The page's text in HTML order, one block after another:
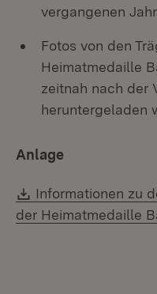
vergangenen
Fotos von den
Heimatmedaille
zeitnah nach der
heruntergeladen
Anlage
Download:
Informationen zu
der Heimatmedaille